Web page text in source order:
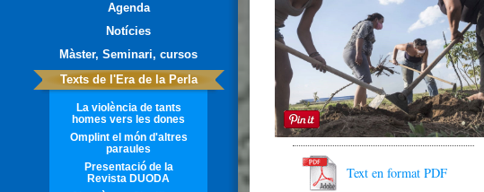
Agenda
Notícies
Màster, Seminari, cursos
Texts de l'Era de la Perla
La violència de tants
homes vers les dones
Omplint el món d'altres
paraules
Presentació de la
Revista DUODA
Text en format PDF